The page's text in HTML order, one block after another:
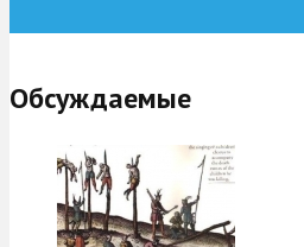
Обсуждаемые